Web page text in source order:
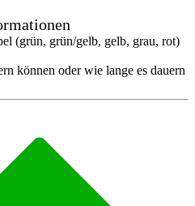
(grün, grün/gelb, gelb, grau, rot)
können oder wie lange es dauern